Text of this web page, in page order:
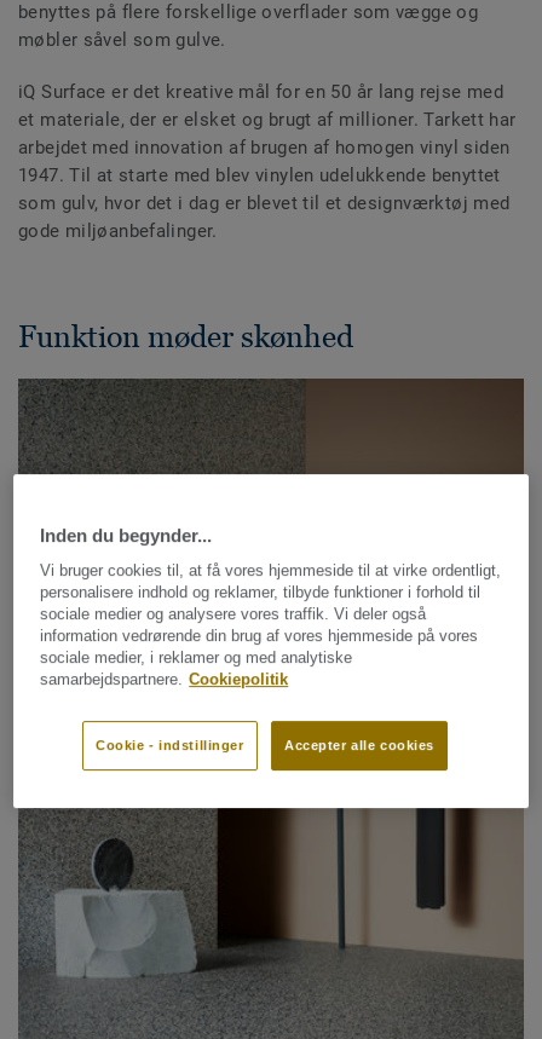
benyttes på flere forskellige overflader som vægge og
møbler såvel som gulve.
iQ Surface er det kreative mål for en 50 år lang rejse med
et materiale, der er elsket og brugt af millioner. Tarkett har
arbejdet med innovation af brugen af homogen vinyl siden
1947. Til at starte med blev vinylen udelukkende benyttet
som gulv, hvor det i dag er blevet til et designværktøj med
gode miljøanbefalinger.
Funktion møder skønhed
Inden du begynder...
Vi bruger cookies til, at få vores hjemmeside til at virke ordentligt,
personalisere indhold og reklamer, tilbyde funktioner i forhold til
sociale medier og analysere vores traffik. Vi deler også
information vedrørende din brug af vores hjemmeside på vores
sociale medier, i reklamer og med analytiske
samarbejdspartnere.
Cookiepolitik
Accepter alle cookies
Cookie - indstillinger